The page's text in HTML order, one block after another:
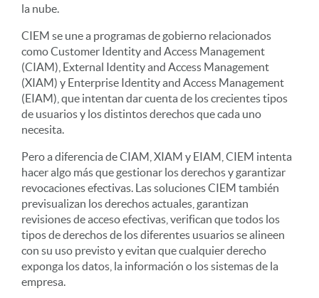
la nube.
CIEM se une a programas de gobierno relacionados
como Customer Identity and Access Management
(CIAM), External Identity and Access Management
(XIAM) y Enterprise Identity and Access Management
(EIAM), que intentan dar cuenta de los crecientes tipos
de usuarios y los distintos derechos que cada uno
necesita.
Pero a diferencia de CIAM, XIAM y EIAM, CIEM intenta
hacer algo más que gestionar los derechos y garantizar
revocaciones efectivas. Las soluciones CIEM también
previsualizan los derechos actuales, garantizan
revisiones de acceso efectivas, verifican que todos los
tipos de derechos de los diferentes usuarios se alineen
con su uso previsto y evitan que cualquier derecho
exponga los datos, la información o los sistemas de la
empresa.